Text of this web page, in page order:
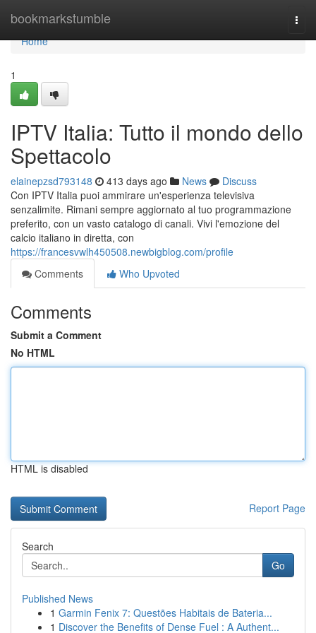
bookmarkstumble
Home
Home
1
IPTV Italia: Tutto il mondo dello
Spettacolo
elainepzsd793148 413 days ago News
Discuss
Con IPTV Italia puoi ammirare un'esperienza televisiva
senzalimite. Rimani sempre aggiornato al tuo programmazione
preferito, con un vasto catalogo di canali. Vivi l'emozione del
calcio italiano in diretta, con
https://francesvwlh450508.newbigblog.com/profile
Comments
Who Upvoted
Comments
Submit a Comment
No HTML
HTML is disabled
Report Page
Search
Go
Published News
1 Garmin Fenix 7: Questões Habitais de Bateria...
1 Discover the Benefits of Dense Fuel : A Authent...